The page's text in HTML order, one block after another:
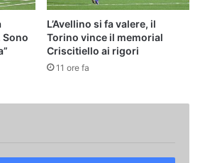
Sono
L’Avellino si fa valere, il
Torino vince il memorial
Criscitiello ai rigori
11 ore fa